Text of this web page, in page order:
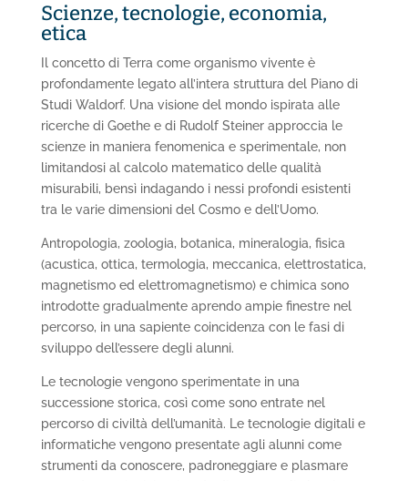
Scienze, tecnologie, economia,
etica
Il concetto di Terra come organismo vivente è
profondamente legato all’intera struttura del Piano di
Studi Waldorf. Una visione del mondo ispirata alle
ricerche di Goethe e di Rudolf Steiner approccia le
scienze in maniera fenomenica e sperimentale, non
limitandosi al calcolo matematico delle qualità
misurabili, bensì indagando i nessi profondi esistenti
tra le varie dimensioni del Cosmo e dell’Uomo.
Antropologia, zoologia, botanica, mineralogia, fisica
(acustica, ottica, termologia, meccanica, elettrostatica,
magnetismo ed elettromagnetismo) e chimica sono
introdotte gradualmente aprendo ampie finestre nel
percorso, in una sapiente coincidenza con le fasi di
sviluppo dell’essere degli alunni.
Le tecnologie vengono sperimentate in una
successione storica, così come sono entrate nel
percorso di civiltà dell’umanità. Le tecnologie digitali e
informatiche vengono presentate agli alunni come
strumenti da conoscere, padroneggiare e plasmare